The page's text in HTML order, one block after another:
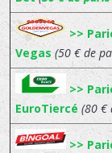
>>
Vegas (50 € de
>>
EuroTiercé (80 €
>>